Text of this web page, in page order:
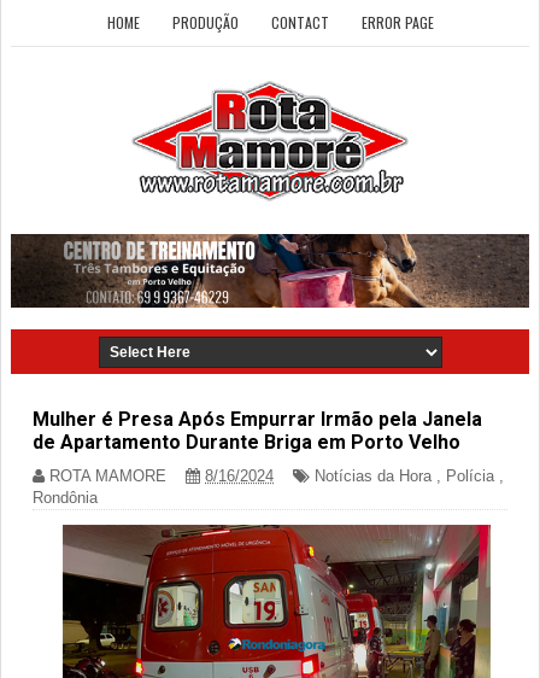
HOME PRODUÇÃO CONTACT ERROR PAGE
Mulher é Presa Após Empurrar Irmão pela Janela
de Apartamento Durante Briga em Porto Velho
ROTA MAMORE 8/16/2024 Notícias da Hora, Polícia,
Rondônia